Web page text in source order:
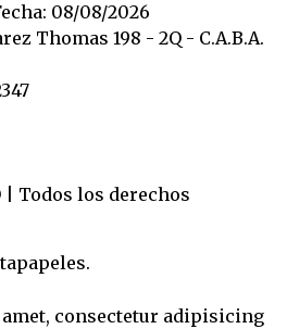
08/08/2026
Thomas 198 - 2Q - C.A.B.A.
| Todos los derechos
consectetur adipisicing